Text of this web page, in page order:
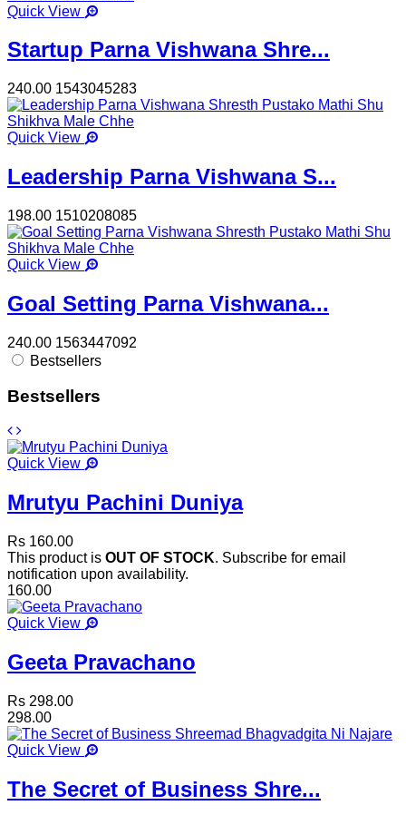
Quick View
Startup Parna Vishwana Shre...
240.00 1543045283
Quick View
Leadership Parna Vishwana S...
198.00 1510208085
Quick View
Goal Setting Parna Vishwana...
240.00 1563447092
Bestsellers
Bestsellers
Quick View
Mrutyu Pachini Duniya
Rs 160.00
This product is OUT OF STOCK. Subscribe for email
notification upon availability.
160.00
Quick View
Geeta Pravachano
Rs 298.00
298.00
Quick View
The Secret of Business Shre...